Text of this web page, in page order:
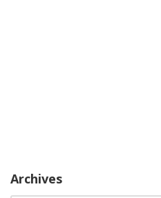
Archives